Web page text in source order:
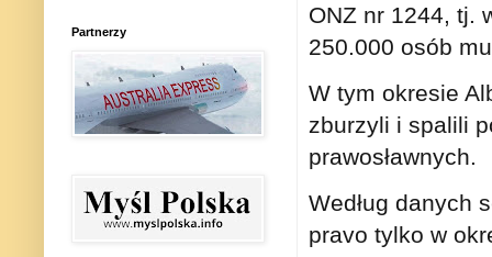
ONZ nr 1244, tj.
250.000 osób
W tym okresie
zburzyli i spalili
prawosławnych.
Według danych
pravo tylko w
Partnerzy